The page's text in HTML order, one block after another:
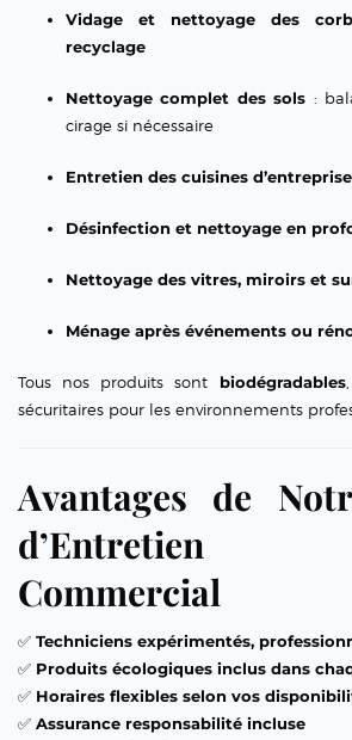
Vidage et nettoyage des
recyclage
Nettoyage complet des sols :
cirage si nécessaire
Entretien des cuisines
Désinfection et nettoyage en
Nettoyage des vitres, miroirs et
Ménage après événements ou
Tous nos produits sont biodégradables
sécuritaires pour les environnements
Avantages de
d’Entretien
Commercial
✅ Techniciens expérimentés,
✅ Produits écologiques inclus dans
✅ Horaires flexibles selon vos
✅ Assurance responsabilité incluse